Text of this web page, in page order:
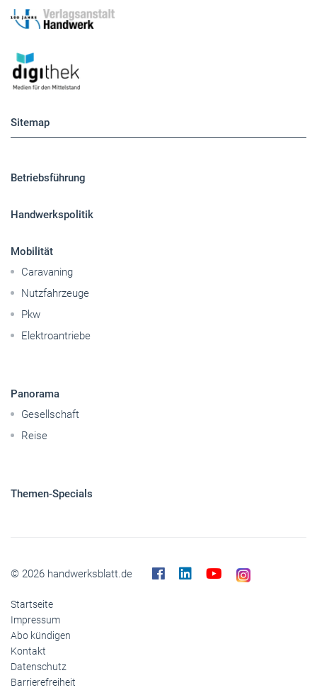
Sitemap
Betriebsführung
Handwerkspolitik
Mobilität
Caravaning
Nutzfahrzeuge
Pkw
Elektroantriebe
Panorama
Gesellschaft
Reise
Themen-Specials
© 2026 handwerksblatt.de
Startseite
Impressum
Abo kündigen
Kontakt
Datenschutz
Barrierefreiheit